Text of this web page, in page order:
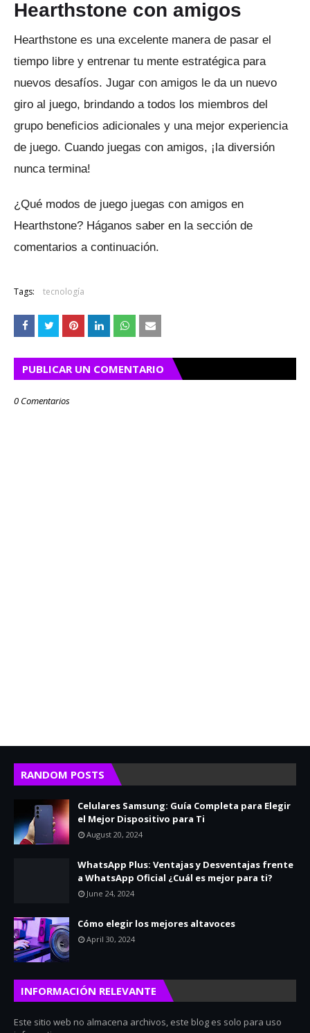
Hearthstone con amigos
Hearthstone es una excelente manera de pasar el
tiempo libre y entrenar tu mente estratégica para
nuevos desafíos. Jugar con amigos le da un nuevo
giro al juego, brindando a todos los miembros del
grupo beneficios adicionales y una mejor experiencia
de juego. Cuando juegas con amigos, ¡la diversión
nunca termina!
¿Qué modos de juego juegas con amigos en
Hearthstone? Háganos saber en la sección de
comentarios a continuación.
Tags: tecnología
PUBLICAR UN COMENTARIO
0 Comentarios
RANDOM POSTS
Celulares Samsung: Guía Completa para Elegir
el Mejor Dispositivo para Ti
August 20, 2024
WhatsApp Plus: Ventajas y Desventajas frente
a WhatsApp Oficial ¿Cuál es mejor para ti?
June 24, 2024
Cómo elegir los mejores altavoces
April 30, 2024
INFORMACIÓN RELEVANTE
Este sitio web no almacena archivos, este blog es solo para uso